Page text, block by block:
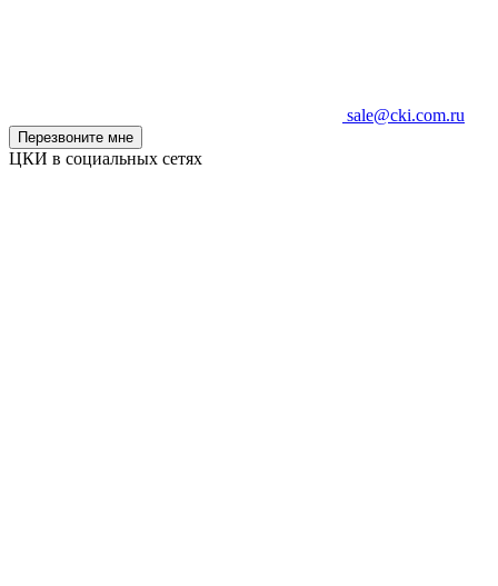
sale@cki.com.ru
Перезвоните мне
ЦКИ в социальных сетях